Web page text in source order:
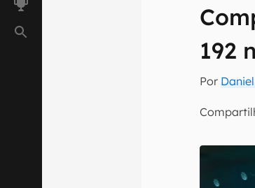
192
Por